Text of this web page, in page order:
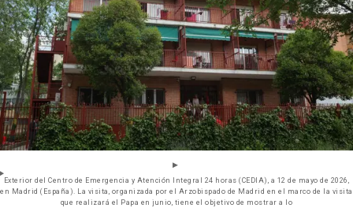
Exterior del Centro de Emergencia y Atención Integral 24 horas (CEDIA), a 12 de mayo de 2026,
en Madrid (España). La visita, organizada por el Arzobispado de Madrid en el marco de la visita
que realizará el Papa en junio, tiene el objetivo de mostrar a lo